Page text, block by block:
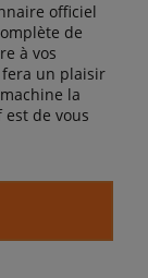
officiel
de
à vos
un plaisir
la
de vous